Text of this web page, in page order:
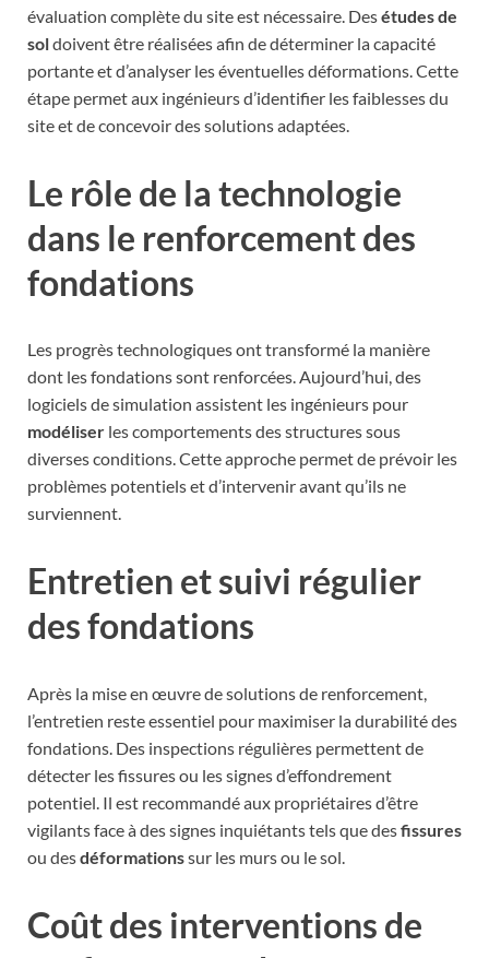
évaluation complète du site est nécessaire. Desétudes de
soldoivent être réalisées afin de déterminer la capacité
portante et d’analyser les éventuelles déformations. Cette
étape permet aux ingénieurs d’identifier les faiblesses du
site et de concevoir des solutions adaptées.
Le rôle de la technologie
dans le renforcement des
fondations
Les progrès technologiques ont transformé la manière
dont les fondations sont renforcées. Aujourd’hui, des
logiciels de simulation assistent les ingénieurs pour
modéliser les comportements des structures sous
diverses conditions. Cette approche permet de prévoir les
problèmes potentiels et d’intervenir avant qu’ils ne
surviennent.
Entretien et suivi régulier
des fondations
Après la mise en œuvre de solutions de renforcement,
l’entretien reste essentiel pour maximiser la durabilité des
fondations. Des inspections régulières permettent de
détecter les fissures ou les signes d’effondrement
potentiel. Il est recommandé aux propriétaires d’être
vigilants face à des signes inquiétants tels que desfissures
ou desdéformationssur les murs ou le sol.
Coût des interventions de